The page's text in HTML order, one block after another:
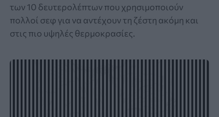
των 10 δευτερολέπτων που χρησιμοποιούν
πολλοί σεφ για να αντέχουν τη ζέστη ακόμη και
στις πιο υψηλές θερμοκρασίες.